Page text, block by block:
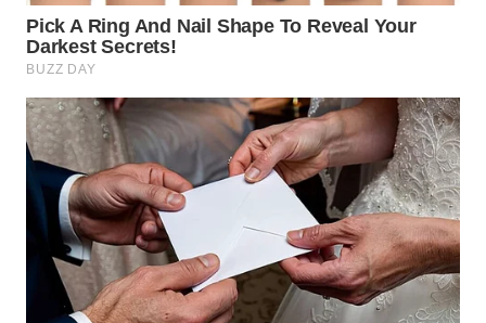
WN
BOGOR
WN
DEPOK
WN
TAPANULI
UTARA
WN
SAMOSIR